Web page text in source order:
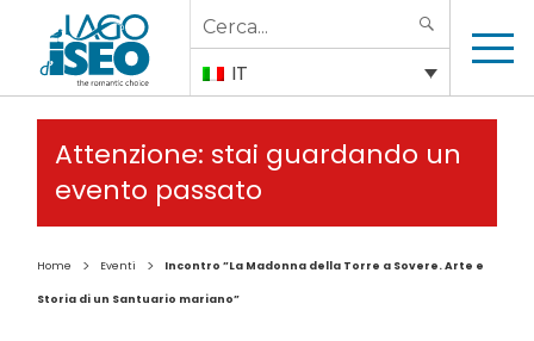
Search
for:
IT
Attenzione: stai guardando un
evento passato
Home > Eventi > Incontro ”La Madonna della Torre a Sovere. Arte e
Storia di un Santuario mariano”